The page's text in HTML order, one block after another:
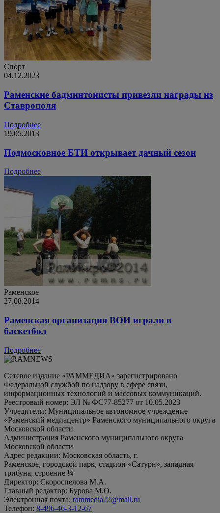
Спорт
04.12.2023
Раменские бадминтонисты привезли награды из
Ставрополя
Подробнее
19.05.2013
Подмосковное БТИ открывает дачный сезон
Подробнее
Раменское
27.08.2014
Раменская организация ВОИ играли в
баскетбол
Подробнее
Сетевое издание «РАММЕДИА» зарегистрировано
Федеральной службой по надзору в сфере связи,
информационных технологий и массовых коммуникаций.
Реестровый номер: ЭЛ № ФС77-85277 от 10.05.2023
Учредители: Муниципальное автономное учреждение
«Раменский медиацентр» Раменского муниципального округа
Московской области
Администрация Раменского муниципального округа
Московской области
Адрес редакции: Московская область, г.
Раменское, городской парк, стадион «Сатурн», западная
трибуна, строение ¼
Директор: Скороспелова М.А.
Главный редактор: Бурова М.О.
Электронная почта: rammedia22@mail.ru
Телефон: 8-496-46-3-12-67